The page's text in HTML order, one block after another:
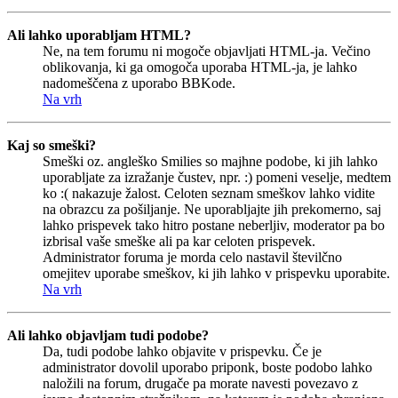
Ali lahko uporabljam HTML?
Ne, na tem forumu ni mogoče objavljati HTML-ja. Večino
oblikovanja, ki ga omogoča uporaba HTML-ja, je lahko
nadomeščena z uporabo BBKode.
Na vrh
Kaj so smeški?
Smeški oz. angleško Smilies so majhne podobe, ki jih lahko
uporabljate za izražanje čustev, npr. :) pomeni veselje, medtem
ko :( nakazuje žalost. Celoten seznam smeškov lahko vidite
na obrazcu za pošiljanje. Ne uporabljajte jih prekomerno, saj
lahko prispevek tako hitro postane neberljiv, moderator pa bo
izbrisal vaše smeške ali pa kar celoten prispevek.
Administrator foruma je morda celo nastavil številčno
omejitev uporabe smeškov, ki jih lahko v prispevku uporabite.
Na vrh
Ali lahko objavljam tudi podobe?
Da, tudi podobe lahko objavite v prispevku. Če je
administrator dovolil uporabo priponk, boste podobo lahko
naložili na forum, drugače pa morate navesti povezavo z